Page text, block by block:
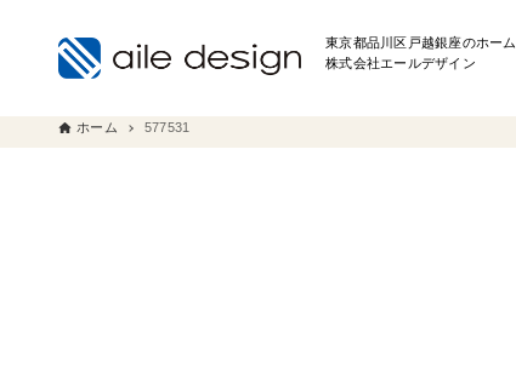
東京都品川区戸越銀座のホー
株式会社エールデザイン
ホーム 577531